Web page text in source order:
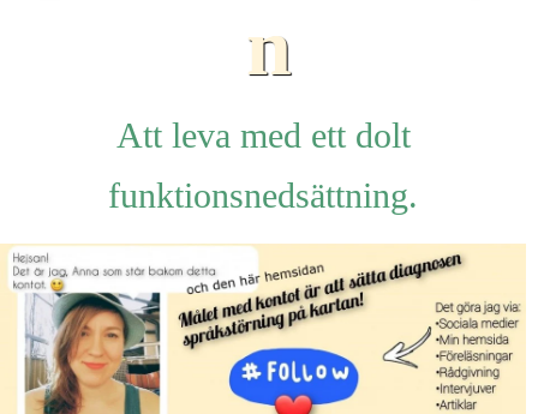
n
Att leva med ett dolt
funktionsnedsättning.